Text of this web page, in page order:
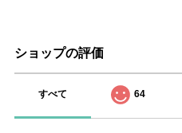
ショップの評価
すべて 64